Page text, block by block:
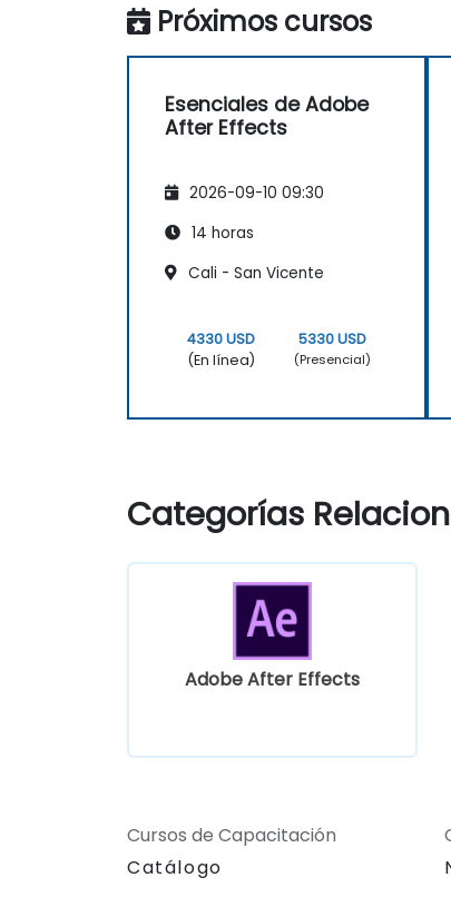
Próximos cursos
Esenciales de Adobe
After Effects
2026-09-10 09:30
14 horas
Cali - San Vicente
4330 USD
(En línea)
5330 USD
(Presencial)
Categorías
Adobe After Effects
Cursos de Capacitación
Catálogo